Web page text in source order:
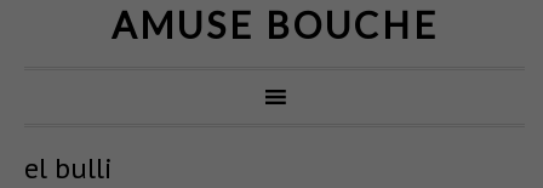
AMUSE BOUCHE
el bulli